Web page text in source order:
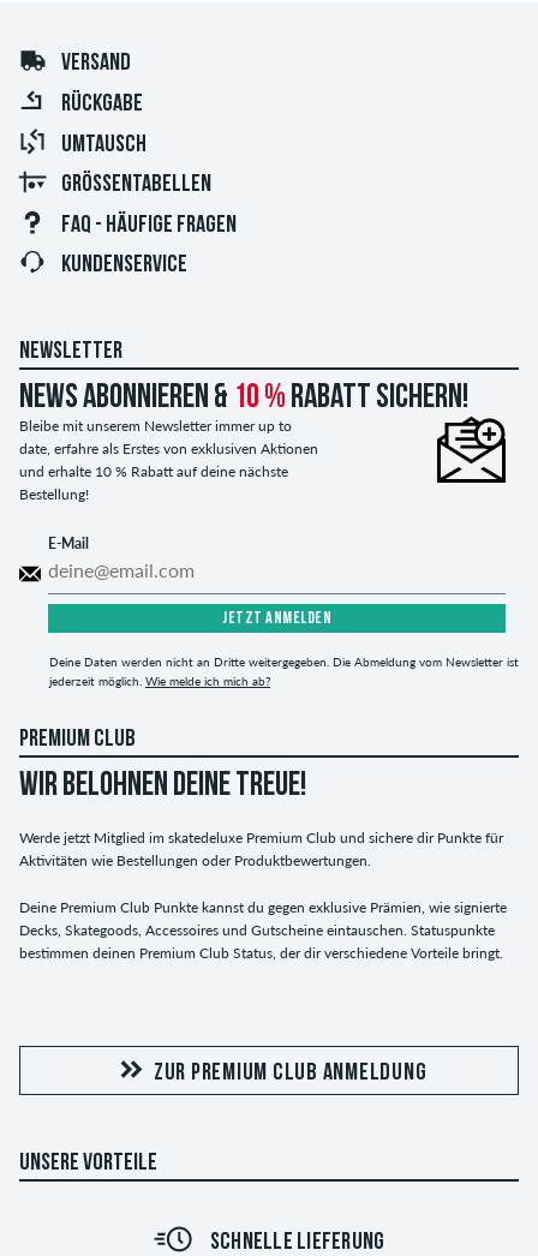
VERSAND
RÜCKGABE
UMTAUSCH
GRÖSSENTABELLEN
FAQ - HÄUFIGE FRAGEN
KUNDENSERVICE
NEWSLETTER
News abonnieren & 10 % Rabatt sichern!
Bleibe mit unserem Newsletter immer up to
date, erfahre als Erstes von exklusiven Aktionen
und erhalte 10 % Rabatt auf deine nächste
Bestellung!
E-Mail
JETZT ANMELDEN
Deine Daten werden nicht an Dritte weitergegeben. Die Abmeldung vom Newsletter ist
jederzeit möglich. Wie melde ich mich ab?
PREMIUM CLUB
WIR BELOHNEN DEINE TREUE!
Werde jetzt Mitglied im skatedeluxe Premium Club und sichere dir Punkte für
Aktivitäten wie Bestellungen oder Produktbewertungen.
Deine Premium Club Punkte kannst du gegen exklusive Prämien, wie signierte
Decks, Skategoods, Accessoires und Gutscheine eintauschen. Statuspunkte
bestimmen deinen Premium Club Status, der dir verschiedene Vorteile bringt.
ZUR PREMIUM CLUB ANMELDUNG
UNSERE VORTEILE
SCHNELLE LIEFERUNG